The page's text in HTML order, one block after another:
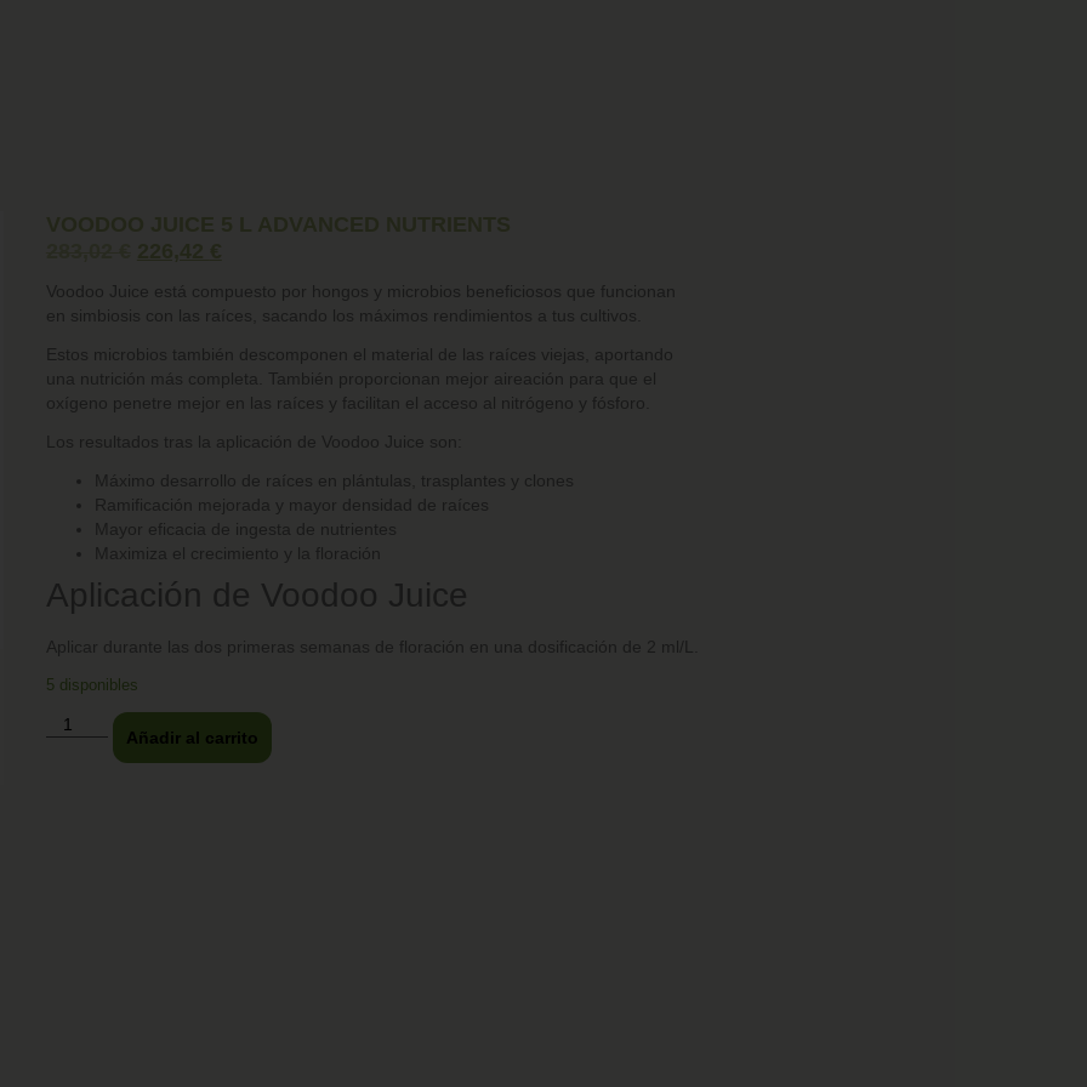
VOODOO JUICE 5 L ADVANCED NUTRIENTS
226,42 €
Voodoo Juice está compuesto por hongos y microbios beneficiosos que funcionan
en simbiosis con las raíces, sacando los máximos rendimientos a tus cultivos.
Estos microbios también descomponen el material de las raíces viejas, aportando
una nutrición más completa. También proporcionan mejor aireación para que el
oxígeno penetre mejor en las raíces y facilitan el acceso al nitrógeno y fósforo.
Los resultados tras la aplicación de Voodoo Juice son:
Máximo desarrollo de raíces en plántulas, trasplantes y clones
Ramificación mejorada y mayor densidad de raíces
Mayor eficacia de ingesta de nutrientes
Maximiza el crecimiento y la floración
Aplicación de Voodoo Juice
Aplicar durante las dos primeras semanas de floración en una dosificación de 2 ml/L.
5 disponibles
Añadir al carrito